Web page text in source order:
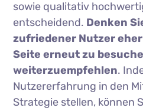
sowie qualitativ
entscheidend. Denken
zufriedener Nutzer
Seite erneut zu
weiterzuempfehlen.
Nutzererfahrung in den
Strategie stellen, können